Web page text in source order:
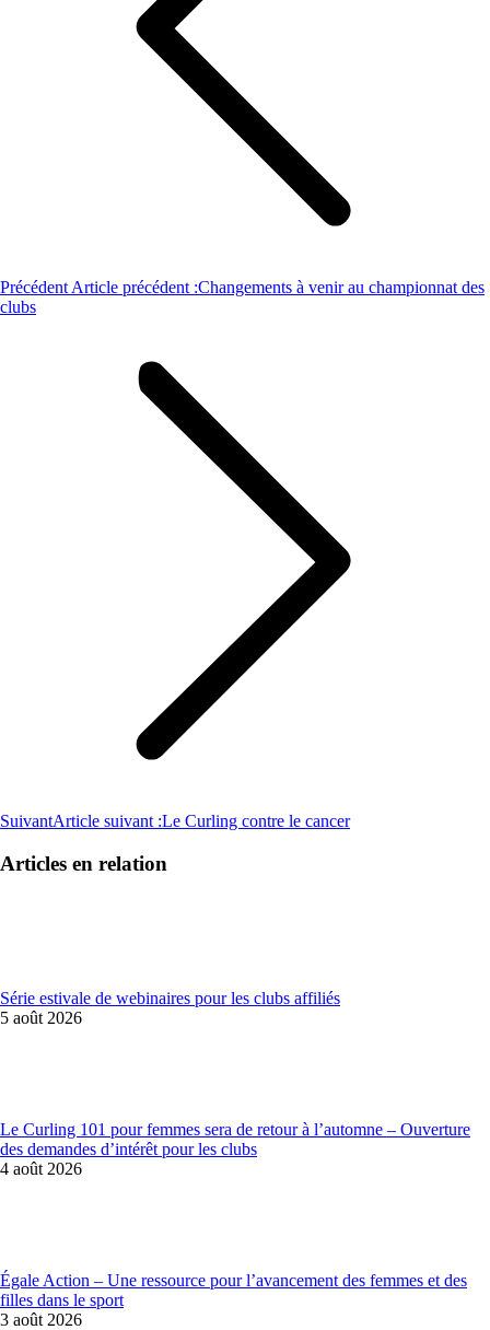
Précédent Article précédent :Changements à venir au championnat des
clubs
SuivantArticle suivant :Le Curling contre le cancer
Articles en relation
Série estivale de webinaires pour les clubs affiliés
5 août 2026
Le Curling 101 pour femmes sera de retour à l’automne – Ouverture
des demandes d’intérêt pour les clubs
4 août 2026
Égale Action – Une ressource pour l’avancement des femmes et des
filles dans le sport
3 août 2026